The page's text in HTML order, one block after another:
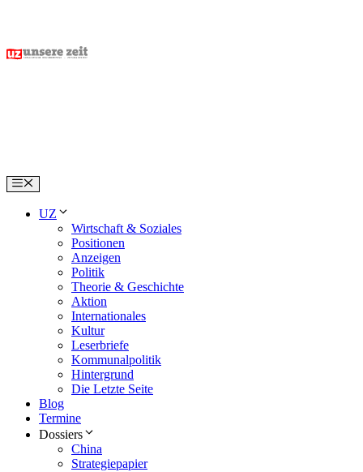
content
Menu
UZ
Wirtschaft & Soziales
Positionen
Anzeigen
Politik
Theorie & Geschichte
Aktion
Internationales
Kultur
Leserbriefe
Kommunalpolitik
Hintergrund
Die Letzte Seite
Blog
Termine
Dossiers
China
Strategiepapier